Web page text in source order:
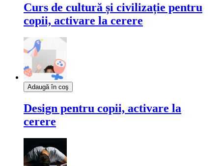
Curs de cultură și civilizație pentru
copii, activare la cerere
Adaugă în coş
Design pentru copii, activare la
cerere